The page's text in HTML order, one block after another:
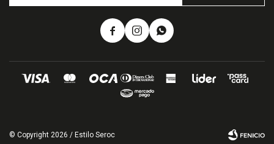
  
© Copyright 2026 / Estilo Seroc